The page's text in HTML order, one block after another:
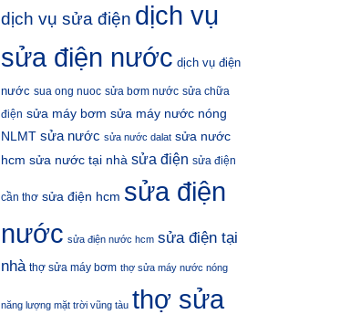
dịch vụ sửa điện dịch vụ
sửa điện nước dịch vụ điện
nước sua ong nuoc sửa bơm nước sửa chữa
điện sửa máy bơm sửa máy nước nóng
NLMT sửa nước sửa nước dalat sửa nước
hcm sửa nước tại nhà sửa điện sửa điện
cần thơ sửa điện hcm sửa điện
nước sửa điện nước hcm sửa điện tại
nhà thợ sửa máy bơm thợ sửa máy nước nóng
năng lượng mặt trời vũng tàu thợ sửa